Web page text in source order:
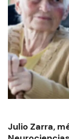
Julio Zarra,